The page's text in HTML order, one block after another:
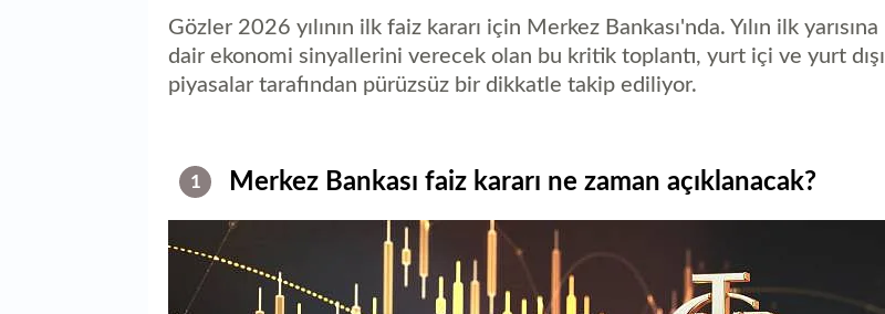
Gözler 2026 yılının ilk faiz kararı için Merkez Bankası'nda. Yılın ilk yarısına
dair ekonomi sinyallerini verecek olan bu kritik toplantı, yurt içi ve yurt dışı
piyasalar tarafından pürüzsüz bir dikkatle takip ediliyor.
1 Merkez Bankası faiz kararı ne zaman açıklanacak?